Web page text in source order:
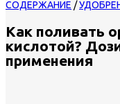
СОДЕРЖАНИЕ /
Как поливать
кислотой?
применения